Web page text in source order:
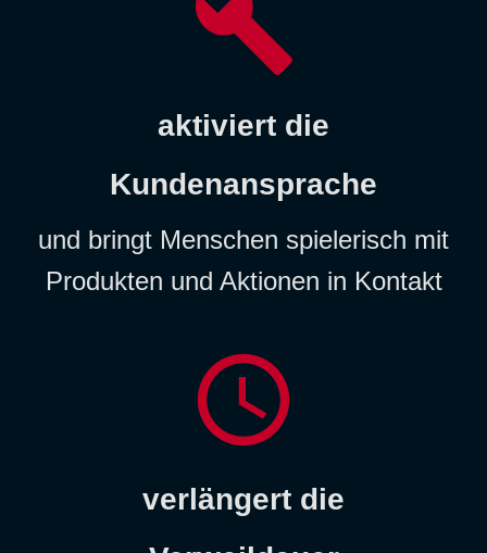
aktiviert die
Kundenansprache
und bringt Menschen spielerisch mit
Produkten und Aktionen in Kontakt
verlängert die